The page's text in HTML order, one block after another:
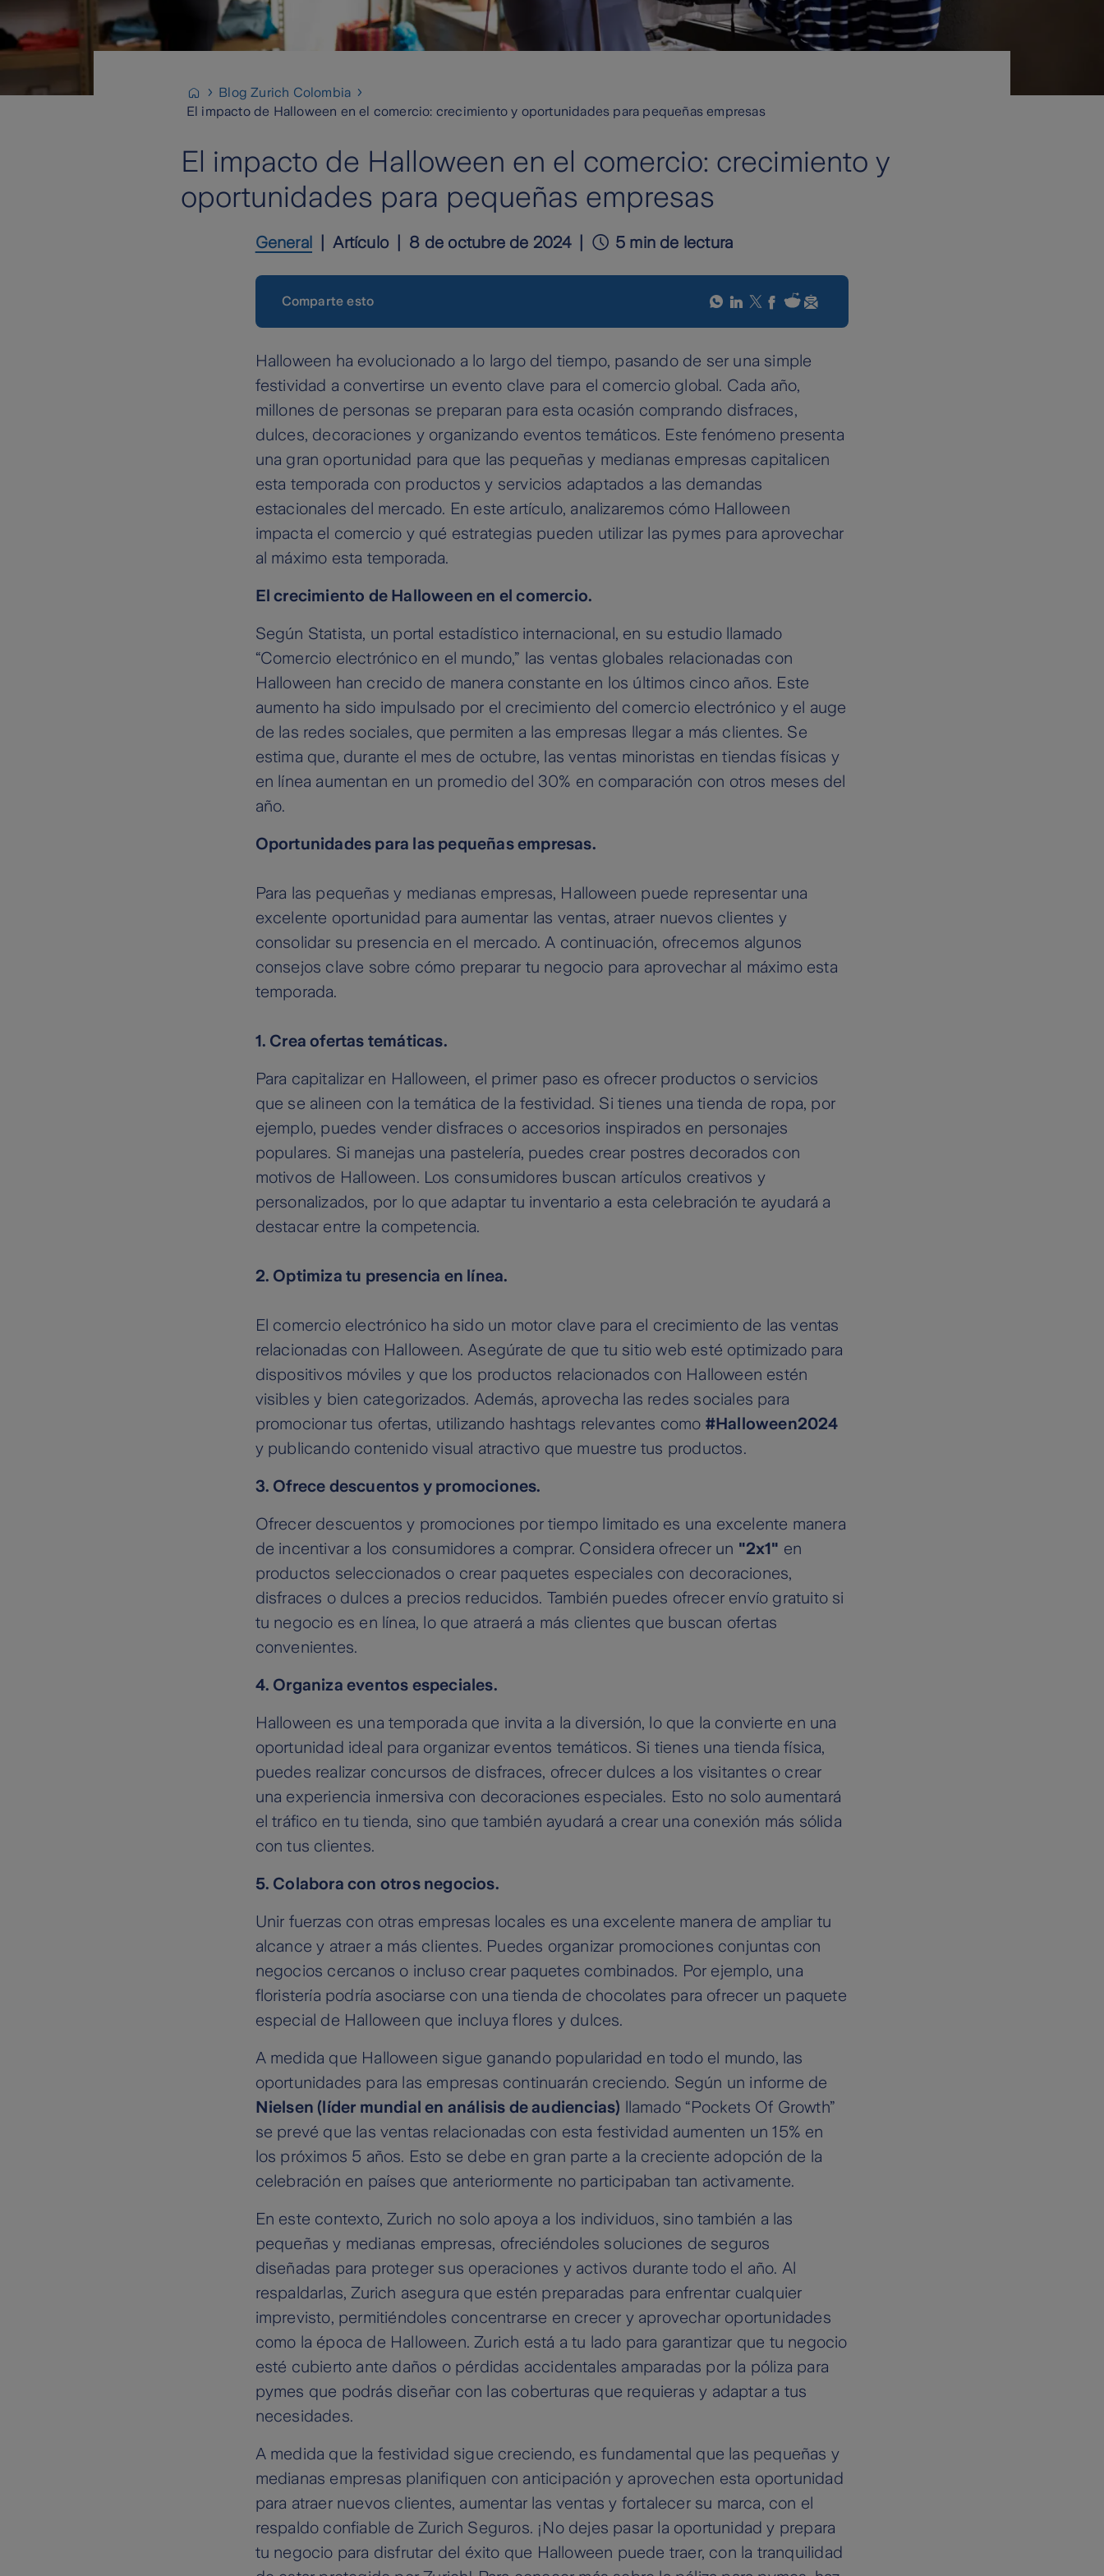
Blog Zurich Colombia
El impacto de Halloween en el comercio: crecimiento y oportunidades para pequeñas empresas
El impacto de Halloween en el comercio: crecimiento y
oportunidades para pequeñas empresas
General Artículo 8 de octubre de 2024 5 min de lectura
Comparte esto
Halloween ha evolucionado a lo largo del tiempo, pasando de ser una simple
festividad a convertirse un evento clave para el comercio global. Cada año,
millones de personas se preparan para esta ocasión comprando disfraces,
dulces, decoraciones y organizando eventos temáticos. Este fenómeno presenta
una gran oportunidad para que las pequeñas y medianas empresas capitalicen
esta temporada con productos y servicios adaptados a las demandas
estacionales del mercado. En este artículo, analizaremos cómo Halloween
impacta el comercio y qué estrategias pueden utilizar las pymes para aprovechar
al máximo esta temporada.
El crecimiento de Halloween en el comercio.
Según Statista, un portal estadístico internacional, en su estudio llamado
“Comercio electrónico en el mundo,” las ventas globales relacionadas con
Halloween han crecido de manera constante en los últimos cinco años. Este
aumento ha sido impulsado por el crecimiento del comercio electrónico y el auge
de las redes sociales, que permiten a las empresas llegar a más clientes. Se
estima que, durante el mes de octubre, las ventas minoristas en tiendas físicas y
en línea aumentan en un promedio del 30% en comparación con otros meses del
año.
Oportunidades para las pequeñas empresas.
Para las pequeñas y medianas empresas, Halloween puede representar una
excelente oportunidad para aumentar las ventas, atraer nuevos clientes y
consolidar su presencia en el mercado. A continuación, ofrecemos algunos
consejos clave sobre cómo preparar tu negocio para aprovechar al máximo esta
temporada.
1. Crea ofertas temáticas.
Para capitalizar en Halloween, el primer paso es ofrecer productos o servicios
que se alineen con la temática de la festividad. Si tienes una tienda de ropa, por
ejemplo, puedes vender disfraces o accesorios inspirados en personajes
populares. Si manejas una pastelería, puedes crear postres decorados con
motivos de Halloween. Los consumidores buscan artículos creativos y
personalizados, por lo que adaptar tu inventario a esta celebración te ayudará a
destacar entre la competencia.
2. Optimiza tu presencia en línea.
El comercio electrónico ha sido un motor clave para el crecimiento de las ventas
relacionadas con Halloween. Asegúrate de que tu sitio web esté optimizado para
dispositivos móviles y que los productos relacionados con Halloween estén
visibles y bien categorizados. Además, aprovecha las redes sociales para
promocionar tus ofertas, utilizando hashtags relevantes como #Halloween2024
y publicando contenido visual atractivo que muestre tus productos.
3. Ofrece descuentos y promociones.
Ofrecer descuentos y promociones por tiempo limitado es una excelente manera
de incentivar a los consumidores a comprar. Considera ofrecer un "2x1" en
productos seleccionados o crear paquetes especiales con decoraciones,
disfraces o dulces a precios reducidos. También puedes ofrecer envío gratuito si
tu negocio es en línea, lo que atraerá a más clientes que buscan ofertas
convenientes.
4. Organiza eventos especiales.
Halloween es una temporada que invita a la diversión, lo que la convierte en una
oportunidad ideal para organizar eventos temáticos. Si tienes una tienda física,
puedes realizar concursos de disfraces, ofrecer dulces a los visitantes o crear
una experiencia inmersiva con decoraciones especiales. Esto no solo aumentará
el tráfico en tu tienda, sino que también ayudará a crear una conexión más sólida
con tus clientes.
5. Colabora con otros negocios.
Unir fuerzas con otras empresas locales es una excelente manera de ampliar tu
alcance y atraer a más clientes. Puedes organizar promociones conjuntas con
negocios cercanos o incluso crear paquetes combinados. Por ejemplo, una
floristería podría asociarse con una tienda de chocolates para ofrecer un paquete
especial de Halloween que incluya flores y dulces.
A medida que Halloween sigue ganando popularidad en todo el mundo, las
oportunidades para las empresas continuarán creciendo. Según un informe de
Nielsen (líder mundial en análisis de audiencias) llamado “Pockets Of Growth”
se prevé que las ventas relacionadas con esta festividad aumenten un 15% en
los próximos 5 años. Esto se debe en gran parte a la creciente adopción de la
celebración en países que anteriormente no participaban tan activamente.
En este contexto, Zurich no solo apoya a los individuos, sino también a las
pequeñas y medianas empresas, ofreciéndoles soluciones de seguros
diseñadas para proteger sus operaciones y activos durante todo el año. Al
respaldarlas, Zurich asegura que estén preparadas para enfrentar cualquier
imprevisto, permitiéndoles concentrarse en crecer y aprovechar oportunidades
como la época de Halloween. Zurich está a tu lado para garantizar que tu negocio
esté cubierto ante daños o pérdidas accidentales amparadas por la póliza para
pymes que podrás diseñar con las coberturas que requieras y adaptar a tus
necesidades.
A medida que la festividad sigue creciendo, es fundamental que las pequeñas y
medianas empresas planifiquen con anticipación y aprovechen esta oportunidad
para atraer nuevos clientes, aumentar las ventas y fortalecer su marca, con el
respaldo confiable de Zurich Seguros. ¡No dejes pasar la oportunidad y prepara
tu negocio para disfrutar del éxito que Halloween puede traer, con la tranquilidad